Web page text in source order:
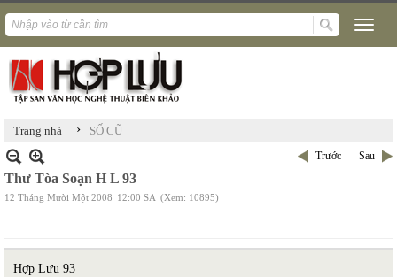
Trang nhà › SỐ CŨ
Trước Sau
Thư Tòa Soạn H L 93
12 Tháng Mười Một 2008 12:00 SA (Xem: 10895)
Hợp Lưu 93